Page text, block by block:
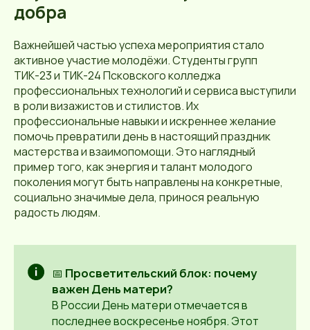
добра
Важнейшей частью успеха мероприятия стало
активное участие молодёжи. Студенты групп
ТИК-23 и ТИК-24 Псковского колледжа
профессиональных технологий и сервиса выступили
в роли визажистов и стилистов. Их
профессиональные навыки и искреннее желание
помочь превратили день в настоящий праздник
мастерства и взаимопомощи. Это наглядный
пример того, как энергия и талант молодого
поколения могут быть направлены на конкретные,
социально значимые дела, принося реальную
радость людям.
📅 Просветительский блок: почему
важен День матери?
В России День матери отмечается в
последнее воскресенье ноября. Этот